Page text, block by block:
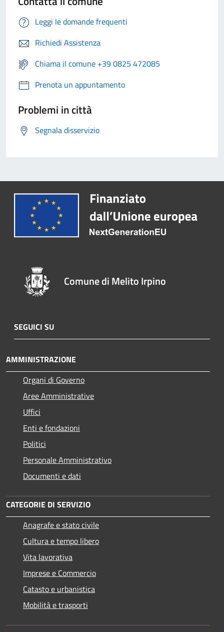
Leggi le domande frequenti
Richiedi Assistenza
Chiama il comune +39 0825 472085
Prenota un appuntamento
Problemi in città
Segnala disservizio
Comune di Melito Irpino
SEGUICI SU
AMMINISTRAZIONE
Organi di Governo
Aree Amministrative
Uffici
Enti e fondazioni
Politici
Personale Amministrativo
Documenti e dati
CATEGORIE DI SERVIZIO
Anagrafe e stato civile
Cultura e tempo libero
Vita lavorativa
Imprese e Commercio
Catasto e urbanistica
Mobilità e trasporti